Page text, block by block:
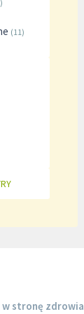
)
(11)
w stronę zdrowia